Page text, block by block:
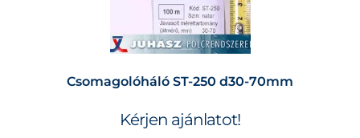
Csomagolóháló ST-250 d30-70mm
Kérjen ajánlatot!